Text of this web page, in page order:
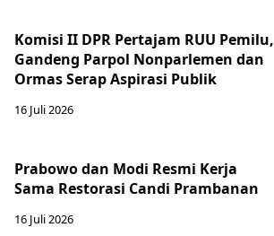
Komisi II DPR Pertajam RUU Pemilu,
Gandeng Parpol Nonparlemen dan
Ormas Serap Aspirasi Publik
16 Juli 2026
Prabowo dan Modi Resmi Kerja
Sama Restorasi Candi Prambanan
16 Juli 2026